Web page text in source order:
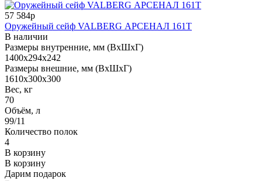
57 584р
Оружейный сейф VALBERG АРСЕНАЛ 161Т
В наличии
Размеры внутренние, мм (ВхШхГ)
1400x294x242
Размеры внешние, мм (ВхШхГ)
1610x300x300
Вес, кг
70
Объём, л
99/11
Количество полок
4
В корзину
В корзину
Дарим подарок